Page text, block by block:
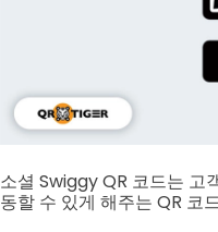
소셜 Swiggy QR 코드는 고
동할 수 있게 해주는 QR 코